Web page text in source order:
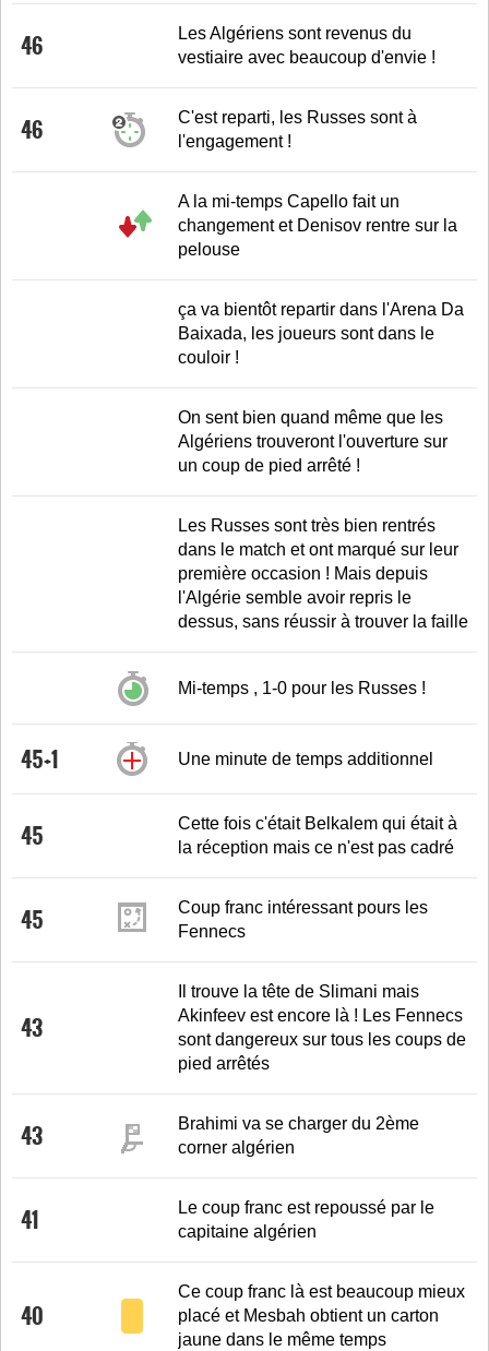
46
Les Algériens sont revenus du
vestiaire avec beaucoup d'envie !
46
C'est reparti, les Russes sont à
l'engagement !
A la mi-temps Capello fait un
changement et Denisov rentre sur la
pelouse
ça va bientôt repartir dans l'Arena Da
Baixada, les joueurs sont dans le
couloir !
On sent bien quand même que les
Algériens trouveront l'ouverture sur
un coup de pied arrêté !
Les Russes sont très bien rentrés
dans le match et ont marqué sur leur
première occasion ! Mais depuis
l'Algérie semble avoir repris le
dessus, sans réussir à trouver la faille
Mi-temps , 1-0 pour les Russes !
45+1 Une minute de temps additionnel
45
Cette fois c'était Belkalem qui était à
la réception mais ce n'est pas cadré
45
Coup franc intéressant pours les
Fennecs
43
Il trouve la tête de Slimani mais
Akinfeev est encore là ! Les Fennecs
sont dangereux sur tous les coups de
pied arrêtés
43
Brahimi va se charger du 2ème
corner algérien
41
Le coup franc est repoussé par le
capitaine algérien
40
Ce coup franc là est beaucoup mieux
placé et Mesbah obtient un carton
jaune dans le même temps